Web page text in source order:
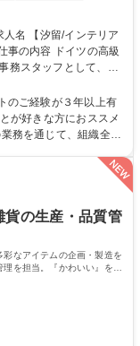
務スタッフとして、部
って働いていただける
客様宛請求書、支払書
ンド・運営・予約業
で働く
のご経験が３年以上有
が好きな方におススメ
のチャンスも豊富。チ
やりがいを感じながら
有る方■PCの作業に慣
貨の生産・品質管
彩なアイテムの企画・製造を
を担当。『かわいい』を届